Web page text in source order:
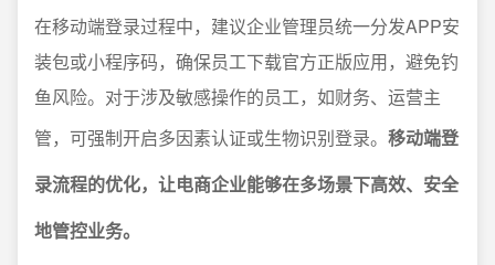
在移动端登录过程中，建议企业管理员统一分发APP安
装包或小程序码，确保员工下载官方正版应用，避免钓
鱼风险。对于涉及敏感操作的员工，如财务、运营主
管，可强制开启多因素认证或生物识别登录。 移动端登
录流程的优化，让电商企业能够在多场景下高效、安全
地管控业务。